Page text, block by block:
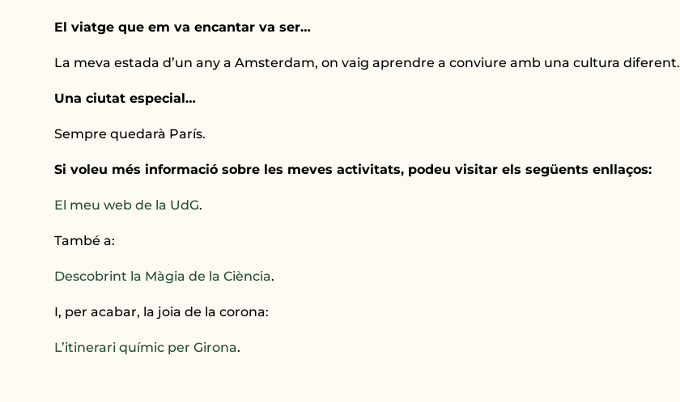
El viatge que em va encantar va ser…
La meva estada d’un any a Amsterdam, on vaig aprendre a conviure amb una cultura diferent.
Una ciutat especial…
Sempre quedarà París.
Si voleu més informació sobre les meves activitats, podeu visitar els següents enllaços:
El meu web de la UdG.
També a:
Descobrint la Màgia de la Ciència.
I, per acabar, la joia de la corona:
L’itinerari químic per Girona.